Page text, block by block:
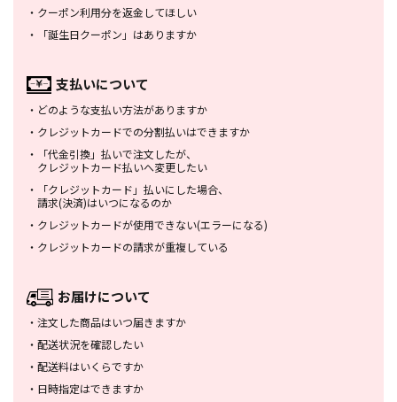
・ クーポン利用分を返金してほしい
・
「誕生日クーポン」はありますか
支払いについて
・ どのような支払い方法がありますか
・ クレジットカードでの分割払いはできますか
・
「代金引換」払いで注文したが、
クレジットカード払いへ変更したい
・
「クレジットカード」払いにした場合、
請求(決済)はいつになるのか
・ クレジットカードが使用できない(エラーになる)
・ クレジットカードの請求が重複している
お届けについて
・ 注文した商品はいつ届きますか
・ 配送状況を確認したい
・ 配送料はいくらですか
・ 日時指定はできますか